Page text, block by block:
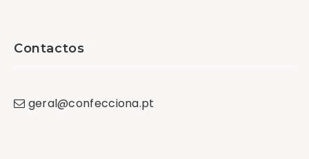
Contactos
geral@confecciona.pt